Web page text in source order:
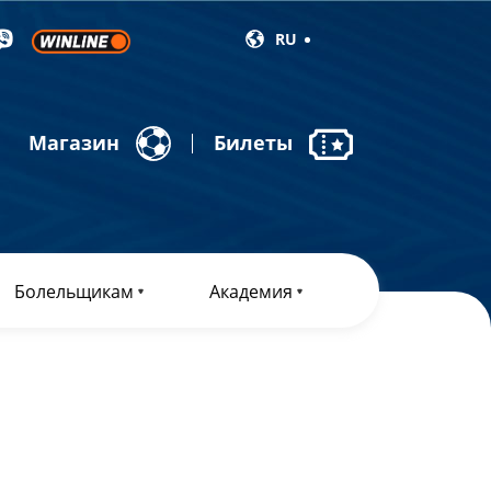
RU
Магазин Билеты
Болельщикам Академия